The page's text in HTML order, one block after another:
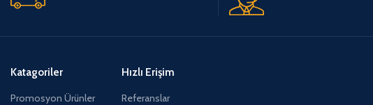
Katagoriler
Promosyon Ürünler
Hızlı Erişim
Referanslar